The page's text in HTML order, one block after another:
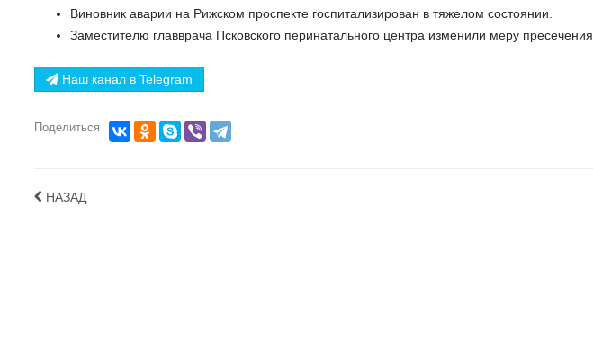
Виновник аварии на Рижском проспекте госпитализирован в тяжелом состоянии.
Заместителю главврача Псковского перинатального центра изменили меру пресечения.
Наш канал в Telegram
Поделиться
НАЗАД